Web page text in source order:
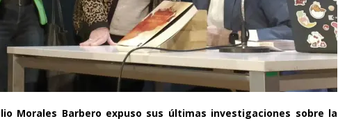
Morales Barbero expuso sus últimas investigaciones sobre la